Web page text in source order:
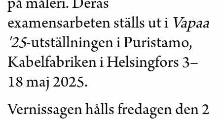
på måleri. Deras
examensarbeten ställs ut i Vapaa
'25-utställningen i Puristamo,
Kabelfabriken i Helsingfors 3–
18 maj 2025.
Vernissagen hålls fredagen den 2